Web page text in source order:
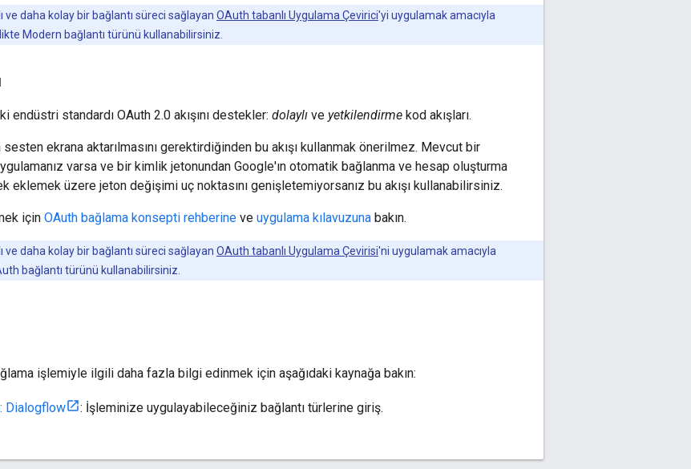
ve daha kolay bir bağlantı süreci sağlayan OAuth tabanlı Uygulama Çevirici'yi uygulamak amacıyla
Modern bağlantı türünü kullanabilirsiniz.
endüstri standardı OAuth 2.0 akışını destekler: dolaylı ve yetkilendirme kod akışları.
sesten ekrana aktarılmasını gerektirdiğinden bu akışı kullanmak önerilmez. Mevcut bir
varsa ve bir kimlik jetonundan Google'ın otomatik bağlanma ve hesap oluşturma
eklemek üzere jeton değişimi uç noktasını genişletemiyorsanız bu akışı kullanabilirsiniz.
için OAuth bağlama konsepti rehberine ve uygulama kılavuzuna bakın.
ve daha kolay bir bağlantı süreci sağlayan OAuth tabanlı Uygulama Çevirisi'ni uygulamak amacıyla
bağlantı türünü kullanabilirsiniz.
işlemiyle ilgili daha fazla bilgi edinmek için aşağıdaki kaynağa bakın:
Dialogflow : İşleminize uygulayabileceğiniz bağlantı türlerine giriş.